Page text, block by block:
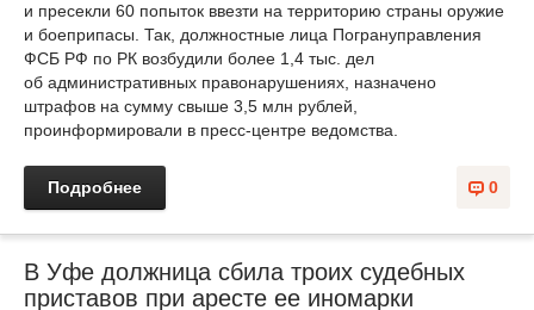
и пресекли 60 попыток ввезти на территорию страны оружие
и боеприпасы. Так, должностные лица Погрануправления
ФСБ РФ по РК возбудили более 1,4 тыс. дел
об административных правонарушениях, назначено
штрафов на сумму свыше 3,5 млн рублей,
проинформировали в пресс-центре ведомства.
0
Подробнее
В Уфе должница сбила троих судебных
приставов при аресте ее иномарки